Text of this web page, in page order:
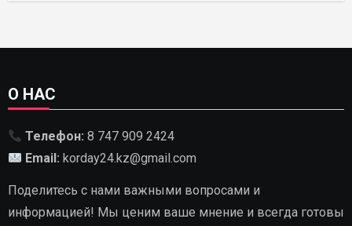
О НАС
Телефон: 8 747 909 2424
Email: korday24.kz@gmail.com
Поделитесь с нами важными вопросами и
информацией! Мы ценим ваше мнение и всегда готовы